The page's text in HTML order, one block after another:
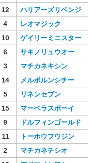
12 ハリアーズリベンジ
4 レオマジック
10 ゲイリーミニスター
6 サキノリュウオー
3 マチカネキシン
14 メルボルンシチー
5 リネンセブン
15 マーベラスボーイ
9 ドルフィンゴールド
11 トーホウフウジン
2 マチカネチシオ